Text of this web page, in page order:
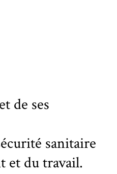
de ses
sanitaire
et du travail.